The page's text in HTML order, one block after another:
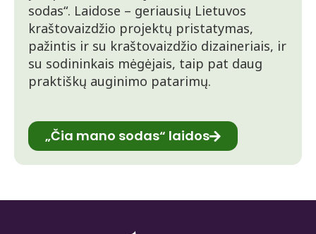
sodas“. Laidose – geriausių Lietuvos
kraštovaizdžio projektų pristatymas,
pažintis ir su kraštovaizdžio dizaineriais, ir
su sodininkais mėgėjais, taip pat daug
praktiškų auginimo patarimų.
„Čia mano sodas“ laidos